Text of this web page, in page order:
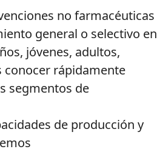
no farmacéuticas
general o selectivo en
jóvenes, adultos,
conocer rápidamente
segmentos de
de producción y